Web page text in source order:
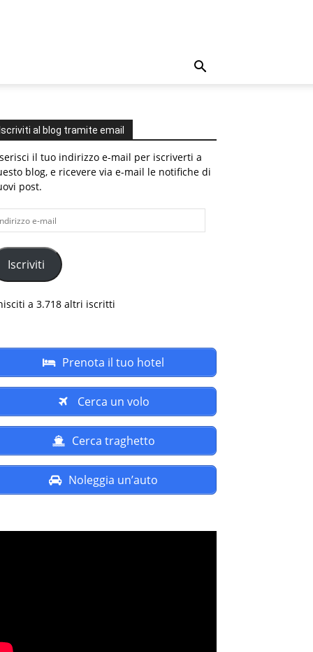
Iscriviti al blog tramite email
il tuo indirizzo e-mail per iscriverti a
blog, e ricevere via e-mail le notifiche di
post.
Iscriviti
a 3.718 altri iscritti
Prenota il tuo hotel
Cerca un volo
Cerca traghetto
Noleggia un’auto